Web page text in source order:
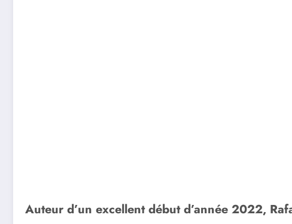
Auteur d’un excellent début d’année 2022,